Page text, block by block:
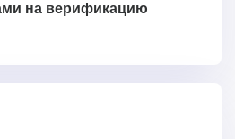
на верификацию